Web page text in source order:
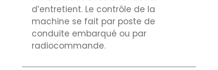
d’entretient. Le contrôle de la
machine se fait par poste de
conduite embarqué ou par
radiocommande.